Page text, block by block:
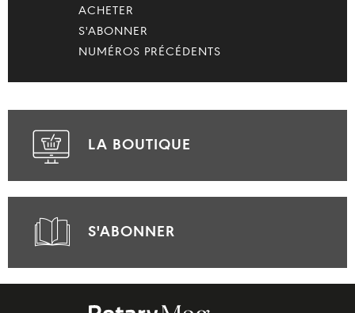
ACHETER
S'ABONNER
NUMÉROS PRÉCÉDENTS
LA BOUTIQUE
S'ABONNER